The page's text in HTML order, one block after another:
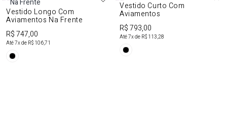
Vestido Longo Com
Aviamentos Na Frente
R$ 747,00
Até7x de R$ 106,71
Vestido Curto Com
Aviamentos
R$ 793,00
Até7x de R$ 113,28